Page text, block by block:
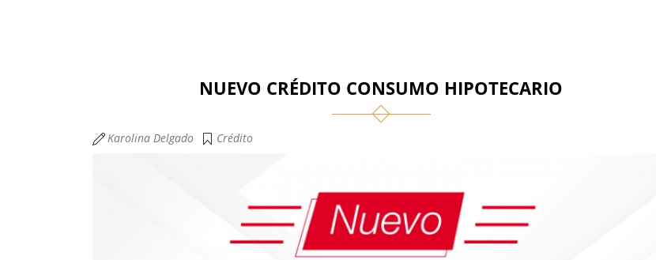
NUEVO CRÉDITO CONSUMO HIPOTECARIO
Karolina Delgado Crédito